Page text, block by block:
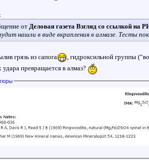
отДеловая газета Взгляд со ссылкой на
нашли в виде вкрапления в алмазе. Тесты
грязь из сапога
, гидроксильной группы
удара превращается в алмаз?